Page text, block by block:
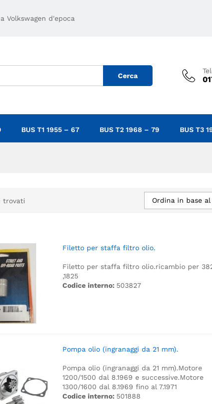
d'epoca
Cerca
BUS T1 1955 – 67 BUS T2 1968 – 79 BUS T3
trovati Ordina in base
Filetto per staffa filtro olio.
Filetto per staffa filtro olio.ricambio per
,1825
Codice interno: 503827
Pompa olio (ingranaggi da 21 mm).
Pompa olio (ingranaggi da 21 mm).Motore
1200/1500 dal 8.1969 e successive.Motore
1300/1600 dal 8.1969 fino al 7.1971
Codice interno: 501888